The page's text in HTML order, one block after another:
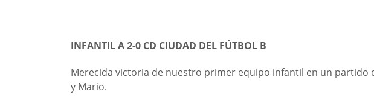
INFANTIL A 2-0 CD CIUDAD DEL FÚTBOL B
Merecida victoria de nuestro primer equipo infantil en un partido
y Mario.